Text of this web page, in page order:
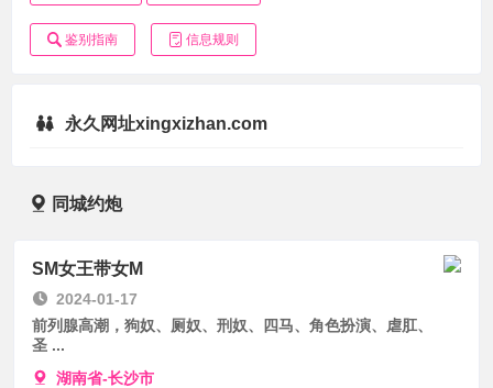
鉴别指南 信息规则
永久网址xingxizhan.com
同城约炮
SM女王带女M
2024-01-17
前列腺高潮，狗奴、厕奴、刑奴、四马、角色扮演、虐肛、
圣 ...
湖南省-长沙市